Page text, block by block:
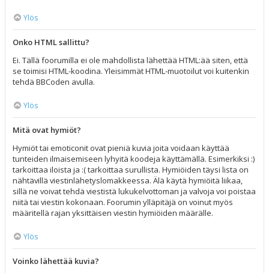
Ylös
Onko HTML sallittu?
Ei. Tällä foorumilla ei ole mahdollista lähettää HTML:ää siten, että
se toimisi HTML-koodina. Yleisimmät HTML-muotoilut voi kuitenkin
tehdä BBCoden avulla.
Ylös
Mitä ovat hymiöt?
Hymiöt tai emoticonit ovat pieniä kuvia joita voidaan käyttää
tunteiden ilmaisemiseen lyhyitä koodeja käyttämällä. Esimerkiksi :)
tarkoittaa iloista ja :( tarkoittaa surullista. Hymiöiden täysi lista on
nähtävillä viestinlähetyslomakkeessa. Älä käytä hymiöitä liikaa,
sillä ne voivat tehdä viestistä lukukelvottoman ja valvoja voi poistaa
niitä tai viestin kokonaan. Foorumin ylläpitäjä on voinut myös
määritellä rajan yksittäisen viestin hymiöiden määrälle.
Ylös
Voinko lähettää kuvia?